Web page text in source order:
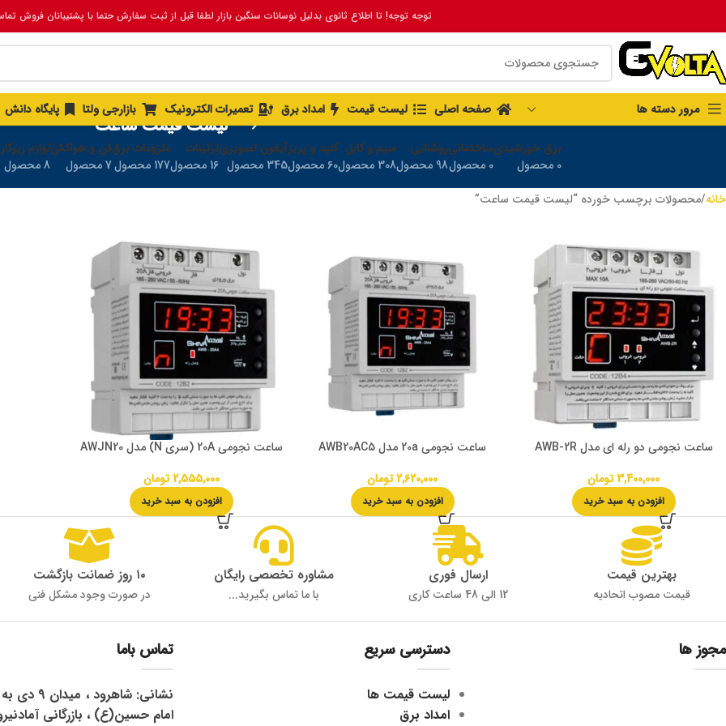
توجه توجه! تا اطلاع ثانوی بدلیل نوسانات سنگین بازار لطفا قبل از ثبت سفارش حتما با پشتیبانان فروش
مرور دسته ها صفحه اصلی لیست قیمت امداد برق تعمیرات الکترونیک بازارجی ولتا پایگاه دانش
لیست قیمت ساعت
برق خورشیدی
0 محصول
ساختمانی
0 محصول
روشنایی
98 محصول
سیم و کابل
308 محصول
کلید و پریز
60 محصول
آیفون تصویری
345 محصول
تزئینات
16 محصول
ملزومات برق
177 محصول
فن و هواکش
7 محصول
لوازم
8 محصول
خانه محصولات برچسب خورده “لیست قیمت ساعت”
ساعت نجومی دو رله ای مدل AWB-2R
3,400,000تومان
افزودن به سبد خرید
ساعت نجومی 20a مدل AWB20AC5
2,620,000تومان
افزودن به سبد خرید
ساعت نجومی 20A (سری N) مدل AWJN20
2,555,000تومان
افزودن به سبد خرید
بهترین قیمت
قیمت مصوب اتحادیه
ارسال فوری
12 الی 48 ساعت کاری
مشاوره تخصصی رایگان
با ما تماس بگیرید...
۱۰ روز ضمانت بازگشت
در صورت وجود مشکل فنی
مجوز ها دسترسی سریع
لیست قیمت ها
امداد برق
تماس باما
نشانی:
امام حسین(ع) ، بازرگانی